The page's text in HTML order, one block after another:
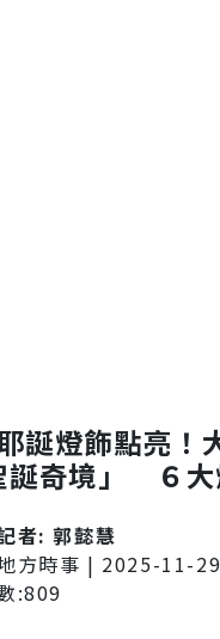
誕燈飾點亮！
誕奇境」 ６大
者:郭懿慧
方時事 | 2025-11-
:809